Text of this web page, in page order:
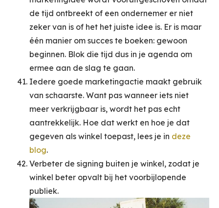
de tijd ontbreekt of een ondernemer er niet
zeker van is of het het juiste idee is. Er is maar
één manier om succes te boeken: gewoon
beginnen. Blok die tijd dus in je agenda om
ermee aan de slag te gaan.
Iedere goede marketingactie maakt gebruik
van schaarste. Want pas wanneer iets niet
meer verkrijgbaar is, wordt het pas echt
aantrekkelijk. Hoe dat werkt en hoe je dat
gegeven als winkel toepast, lees je in deze
blog.
Verbeter de signing buiten je winkel, zodat je
winkel beter opvalt bij het voorbijlopende
publiek.